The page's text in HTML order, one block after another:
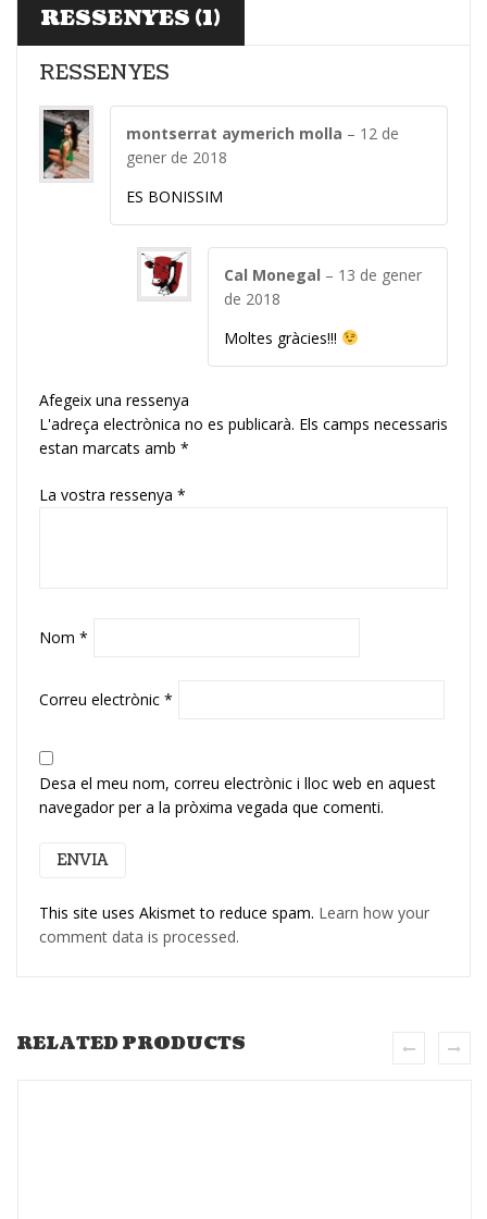
RESSENYES (1)
RESSENYES
montserrat aymerich molla – 12 de
gener de 2018
ES BONISSIM
Cal Monegal – 13 de gener
de 2018
Moltes gràcies!!!
Afegeix una ressenya
L'adreça electrònica no es publicarà. Els camps necessaris
estan marcats amb *
La vostra ressenya *
Nom *
Correu electrònic *
Desa el meu nom, correu electrònic i lloc web en aquest
navegador per a la pròxima vegada que comenti.
This site uses Akismet to reduce spam. Learn how your
comment data is processed.
RELATED PRODUCTS